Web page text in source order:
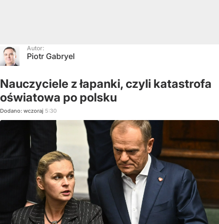
Autor:
Piotr Gabryel
Nauczyciele z łapanki, czyli katastrofa
oświatowa po polsku
Dodano: wczoraj 5:30